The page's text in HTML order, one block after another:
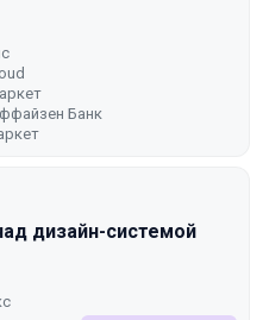
Банк
дизайн-системой